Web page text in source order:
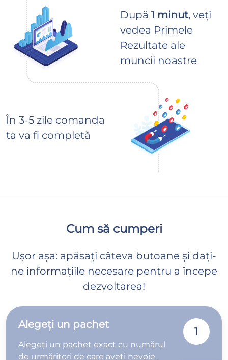
După 1 minut, veți
vedea Primele
Rezultate ale
muncii noastre
În 3-5 zile comanda
ta va fi completă
Cum să cumperi
Ușor așa: apăsați câteva butoane și dați-
ne informațiile necesare pentru a începe
dezvoltarea!
Alegeți un pachet
Alegeți un pachet exact cu numărul
de urmăritori de care aveți nevoie.
1